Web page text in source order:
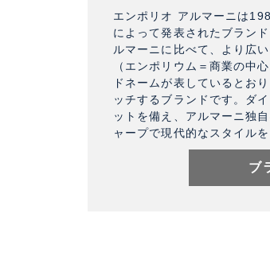
エンポリオ アルマーニは
によって発表されたブラン
ルマーニに比べて、より広
（エンポリウム＝商業の中
ドネームが表しているとお
ッチするブランドです。ダ
ットを備え、アルマーニ独
ャープで現代的なスタイル
ブ